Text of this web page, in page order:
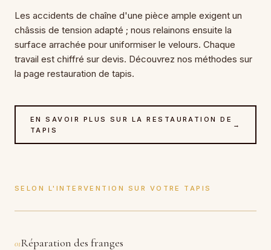
Les accidents de chaîne d'une pièce ample exigent un
châssis de tension adapté ; nous relainons ensuite la
surface arrachée pour uniformiser le velours. Chaque
travail est chiffré sur devis. Découvrez nos méthodes sur
la page restauration de tapis.
EN SAVOIR PLUS SUR LA RESTAURATION DE
TAPIS
→
SELON L'INTERVENTION SUR VOTRE TAPIS
01Réparation des franges